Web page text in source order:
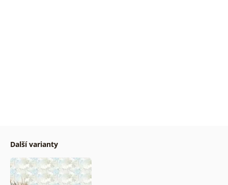
Další varianty